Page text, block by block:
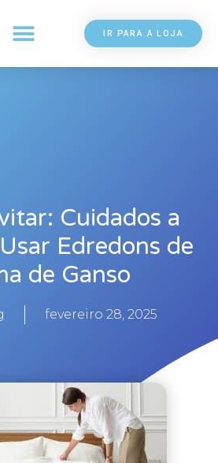
IR PARA A LOJA
Cuidados a
Edredons de
de Ganso
fevereiro 28, 2025